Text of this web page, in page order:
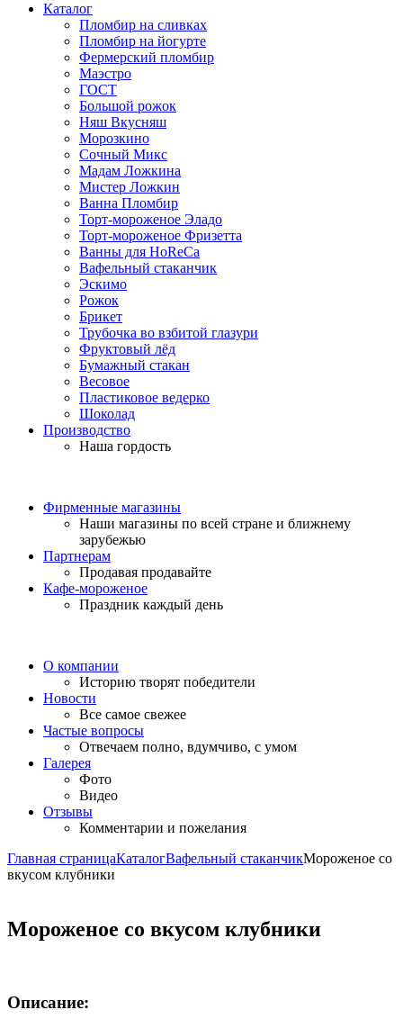
Каталог
Пломбир на сливках
Пломбир на йогурте
Фермерский пломбир
Маэстро
ГОСТ
Большой рожок
Няш Вкусняш
Морозкино
Сочный Микс
Мадам Ложкина
Мистер Ложкин
Ванна Пломбир
Торт-мороженое Эладо
Торт-мороженое Фризетта
Ванны для HoReCa
Вафельный стаканчик
Эскимо
Рожок
Брикет
Трубочка во взбитой глазури
Фруктовый лёд
Бумажный стакан
Весовое
Пластиковое ведерко
Шоколад
Производство
Наша гордость
Фирменные магазины
Наши магазины по всей стране и ближнему
зарубежью
Партнерам
Продавая продавайте
Кафе-мороженое
Праздник каждый день
О компании
Историю творят победители
Новости
Все самое свежее
Частые вопросы
Отвечаем полно, вдумчиво, с умом
Галерея
Фото
Видео
Отзывы
Комментарии и пожелания
Главная страницаКаталогВафельный стаканчикМороженое со
вкусом клубники
Мороженое со вкусом клубники
Описание: